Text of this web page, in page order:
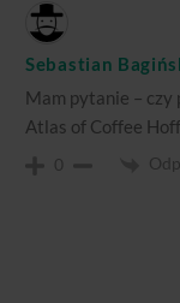
Sebastian
Mam pytanie – czy
Atlas of Coffee
0